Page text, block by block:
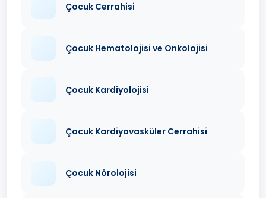
Çocuk Cerrahisi
Çocuk Hematolojisi ve Onkolojisi
Çocuk Kardiyolojisi
Çocuk Kardiyovasküler Cerrahisi
Çocuk Nörolojisi